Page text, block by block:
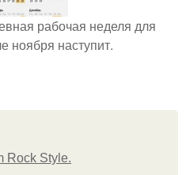
рабочая неделя для
ноября наступит.
Rock Style.